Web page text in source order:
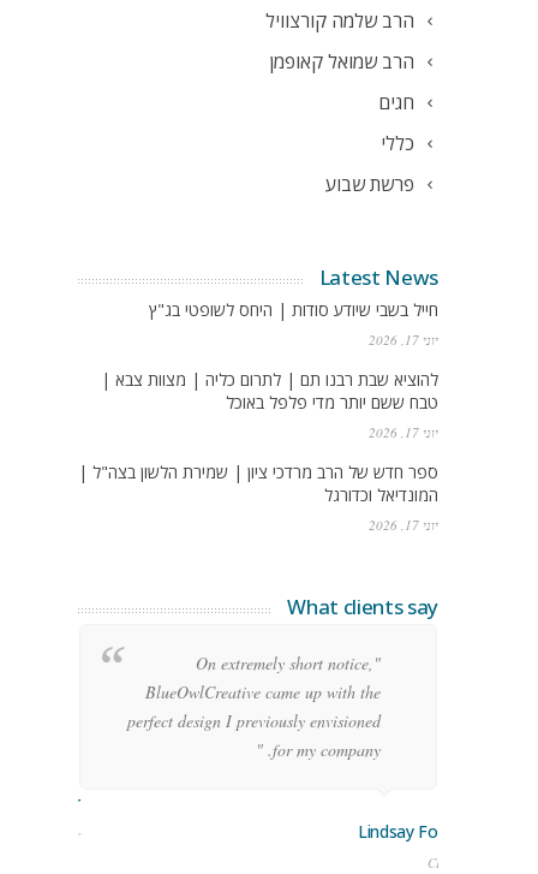
הרב שלמה קורצוויל
הרב שמואל קאופמן
חגים
כללי
פרשת שבוע
Latest News
חייל בשבי שיודע סודות | היחס לשופטי בג"ץ
יוני 17, 2026
להוציא שבת רבנו תם | לתרום כליה | מצוות צבא |
טבח ששם יותר מדי פלפל באוכל
יוני 17, 2026
ספר חדש של הרב מרדכי ציון | שמירת הלשון בצה"ל |
המונדיאל וכדורגל
יוני 17, 2026
What clients say
"On extremely short notice,
BlueOwlCreative came up with the
perfect design I previously envisioned
for my company. "
Lindsay Ford
CEO
Stoner
Manager